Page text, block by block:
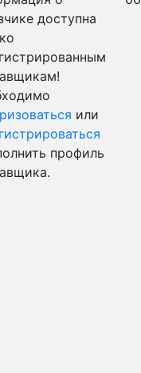
доступна
или
профиль